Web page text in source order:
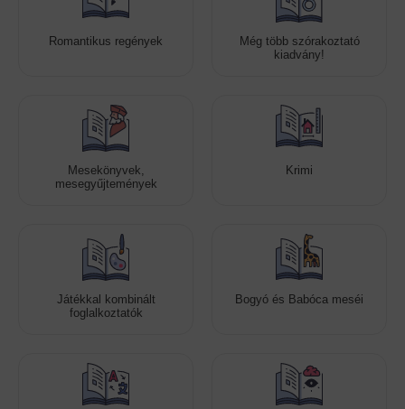
Romantikus regények
Még több szórakoztató
kiadvány!
Mesekönyvek,
mesegyűjtemények
Krimi
Játékkal kombinált
foglalkoztatók
Bogyó és Babóca meséi